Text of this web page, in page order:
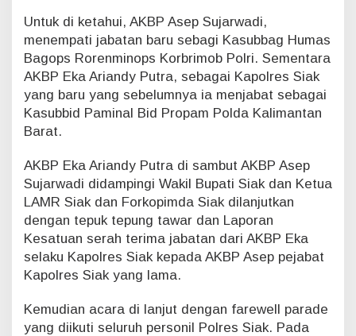
n
g
o
r
a
L
s
A
K
B
s
e
S
u
Untuk di ketahui, AKBP Asep Sujarwadi,
menempati jabatan baru sebagi Kasubbag Humas
Bagops Rorenminops Korbrimob Polri. Sementara
AKBP Eka Ariandy Putra, sebagai Kapolres Siak
yang baru yang sebelumnya ia menjabat sebagai
Kasubbid Paminal Bid Propam Polda Kalimantan
Barat.
AKBP Eka Ariandy Putra di sambut AKBP Asep
Sujarwadi didampingi Wakil Bupati Siak dan Ketua
LAMR Siak dan Forkopimda Siak dilanjutkan
dengan tepuk tepung tawar dan Laporan
Kesatuan serah terima jabatan dari AKBP Eka
selaku Kapolres Siak kepada AKBP Asep pejabat
Kapolres Siak yang lama.
Kemudian acara di lanjut dengan farewell parade
yang diikuti seluruh personil Polres Siak. Pada